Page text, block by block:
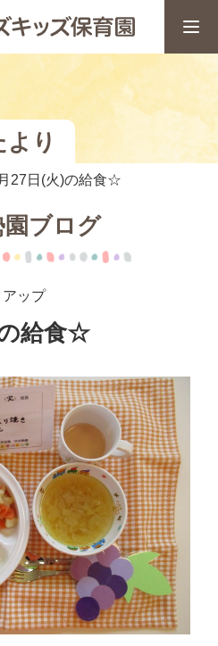
り
27日(火)の給食☆
園ブログ
ップ
給食☆